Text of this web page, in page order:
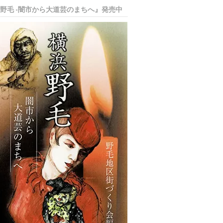
毛 -闇市から大道芸のまちへ』発売中